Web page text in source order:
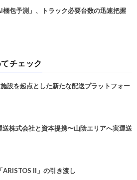
梱包予測」、トラック必要台数の迅速把握
てチェック
設を起点とした新たな配送プラットフォー
株式会社と資本提携〜山陰エリアへ実運送
ARISTOS II」の引き渡し